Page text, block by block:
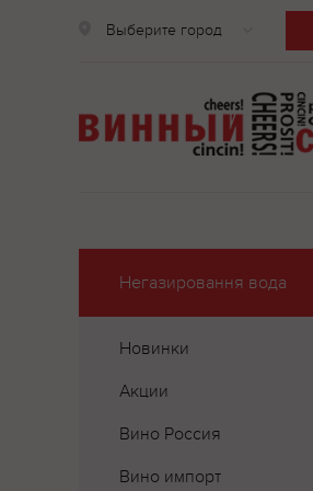
Выберите город
Негазировання вода
Новинки
Акции
Вино Россия
Вино импорт